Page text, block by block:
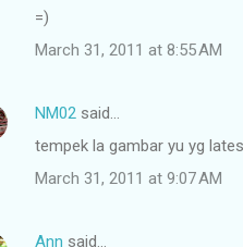
=)
March 31, 2011 at 8:55 AM
NM02 said…
tempek la gambar yu yg
March 31, 2011 at 9:07 AM
Ann said…